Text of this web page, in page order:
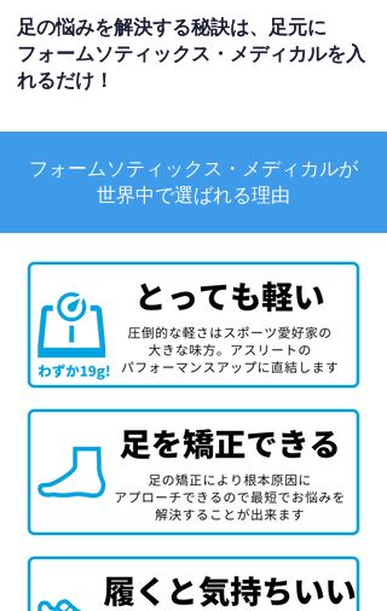
足の悩みを解決する秘訣は、足元に
フォームソティックス・メディカルを入
れるだけ！
フォームソティックス・メディカルが
世界中で選ばれる理由